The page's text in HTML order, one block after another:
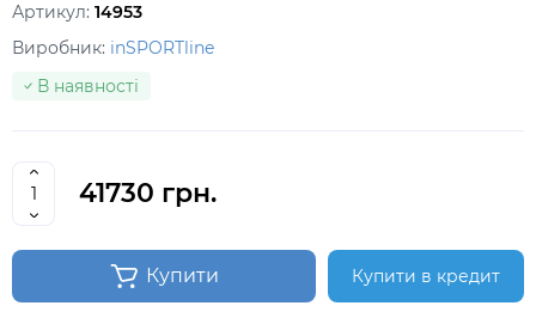
Артикул: 14953
Виробник: inSPORTline
В наявності
41730 грн.
Купити Купити в кредит